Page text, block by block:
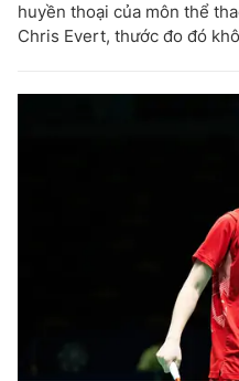
huyền thoại của môn thể
Chris Evert, thước đo đó